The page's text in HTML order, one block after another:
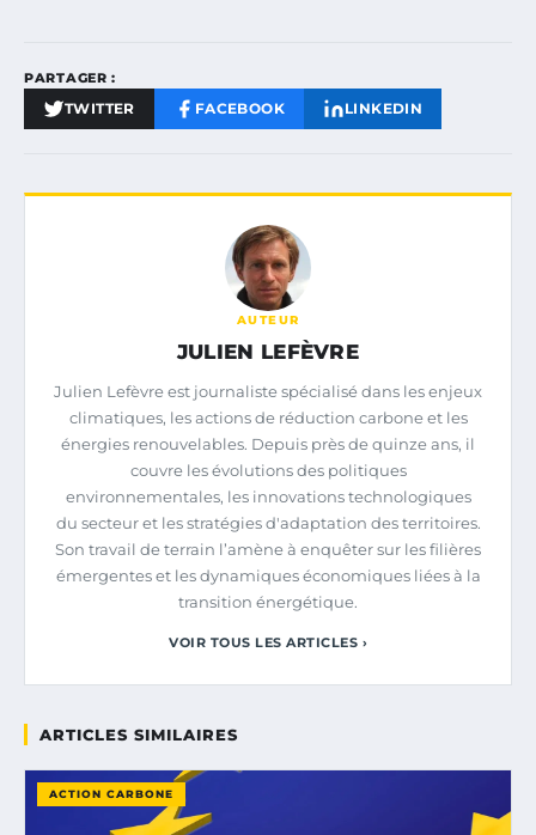
PARTAGER :
TWITTER FACEBOOK LINKEDIN
AUTEUR
JULIEN LEFÈVRE
Julien Lefèvre est journaliste spécialisé dans les enjeux
climatiques, les actions de réduction carbone et les
énergies renouvelables. Depuis près de quinze ans, il
couvre les évolutions des politiques
environnementales, les innovations technologiques
du secteur et les stratégies d'adaptation des territoires.
Son travail de terrain l’amène à enquêter sur les filières
émergentes et les dynamiques économiques liées à la
transition énergétique.
VOIR TOUS LES ARTICLES ›
ARTICLES SIMILAIRES
ACTION CARBONE